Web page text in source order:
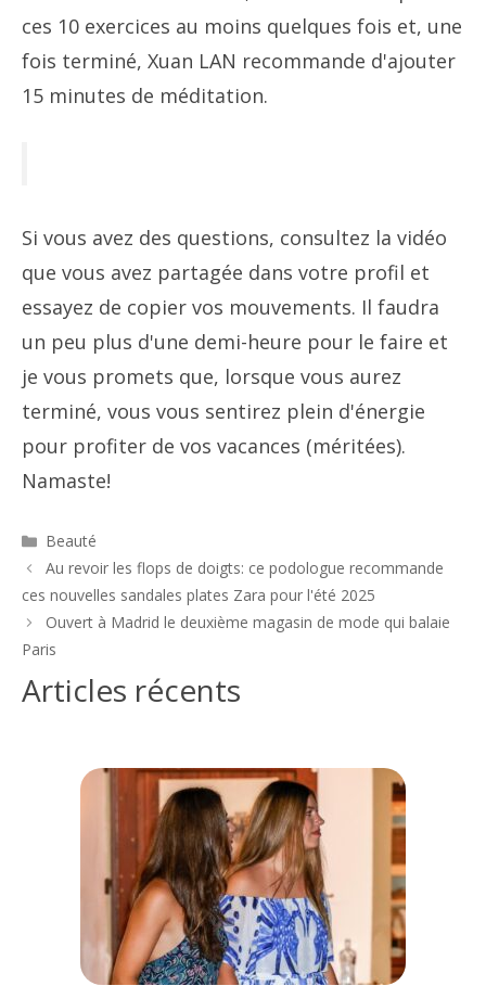
ces 10 exercices au moins quelques fois et, une
fois terminé, Xuan LAN recommande d'ajouter
15 minutes de méditation.
Si vous avez des questions, consultez la vidéo
que vous avez partagée dans votre profil et
essayez de copier vos mouvements. Il faudra
un peu plus d'une demi-heure pour le faire et
je vous promets que, lorsque vous aurez
terminé, vous vous sentirez plein d'énergie
pour profiter de vos vacances (méritées).
Namaste!
Catégories
Beauté
Navigation
des
Au revoir les flops de doigts: ce podologue recommande
ces nouvelles sandales plates Zara pour l'été 2025
Ouvert à Madrid le deuxième magasin de mode qui balaie
Paris
Articles récents